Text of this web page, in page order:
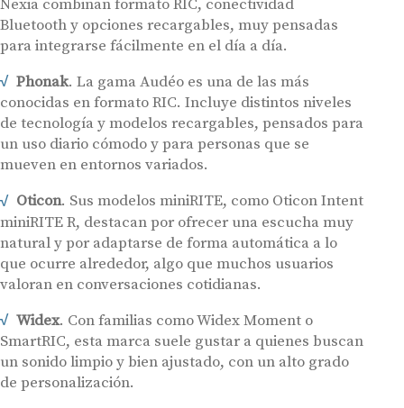
Nexia combinan formato RIC, conectividad
Bluetooth y opciones recargables, muy pensadas
para integrarse fácilmente en el día a día.
Phonak. La gama Audéo es una de las más
conocidas en formato RIC. Incluye distintos niveles
de tecnología y modelos recargables, pensados para
un uso diario cómodo y para personas que se
mueven en entornos variados.
Oticon. Sus modelos miniRITE, como Oticon Intent
miniRITE R, destacan por ofrecer una escucha muy
natural y por adaptarse de forma automática a lo
que ocurre alrededor, algo que muchos usuarios
valoran en conversaciones cotidianas.
Widex. Con familias como Widex Moment o
SmartRIC, esta marca suele gustar a quienes buscan
un sonido limpio y bien ajustado, con un alto grado
de personalización.